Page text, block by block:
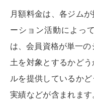
月額料金は、各ジム
ーション活動によっ
は、会員資格が単一
土を対象とするかど
ルを提供しているか
実績などが含まれま